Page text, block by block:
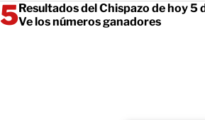
Resultados del Chispazo de hoy 5
Ve los números ganadores